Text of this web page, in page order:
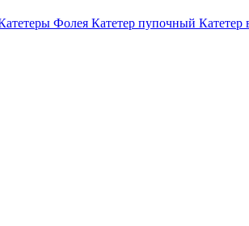
Фолея Катетер пупочный Катетер